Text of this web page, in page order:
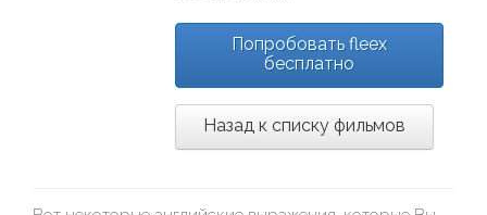
Попробовать fleex
бесплатно
Назад к списку фильмов